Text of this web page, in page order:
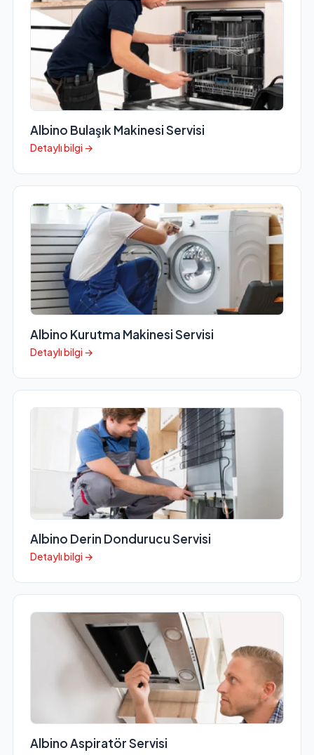
Albino Bulaşık Makinesi Servisi
Detaylı bilgi →
Albino Kurutma Makinesi Servisi
Detaylı bilgi →
Albino Derin Dondurucu Servisi
Detaylı bilgi →
Albino Aspiratör Servisi